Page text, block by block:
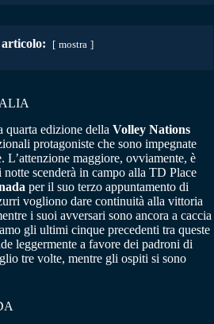
mostra
quarta edizione della Volley Nations
protagoniste che sono impegnate
L’attenzione maggiore, ovviamente, è
notte scenderà in campo alla TD Place
per il suo terzo appuntamento di
vogliono dare continuità alla vittoria
i suoi avversari sono ancora a caccia
gli ultimi cinque precedenti tra queste
leggermente a favore dei padroni di
tre volte, mentre gli ospiti si sono